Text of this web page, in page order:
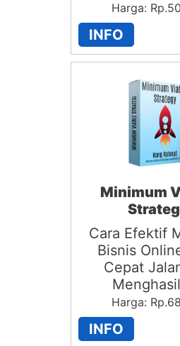
Harga:
INFO
Minimum
Cara Efektif
Bisnis
Cepat
Harga:
INFO